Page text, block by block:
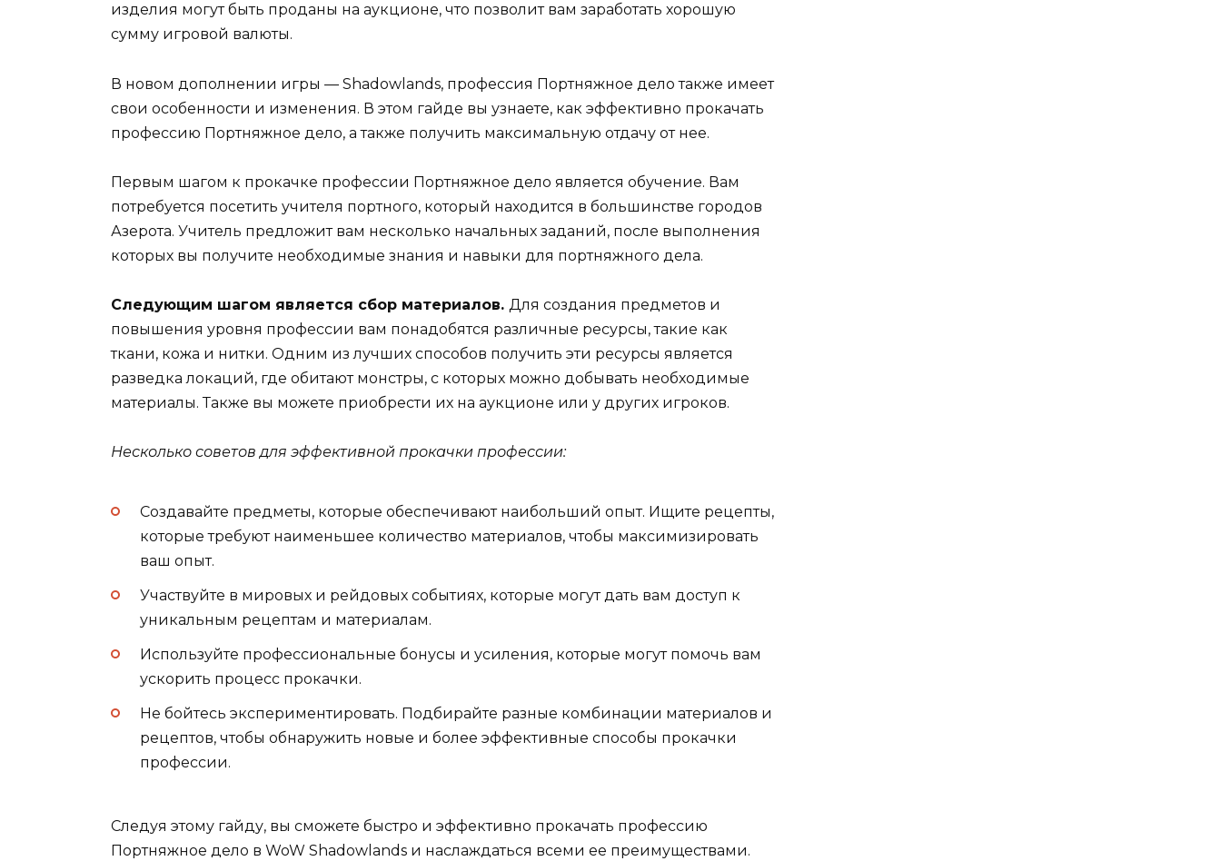
изделия могут быть проданы на аукционе, что позволит вам заработать хорошую
сумму игровой валюты.
В новом дополнении игры — Shadowlands, профессия Портняжное дело также имеет
свои особенности и изменения. В этом гайде вы узнаете, как эффективно прокачать
профессию Портняжное дело, а также получить максимальную отдачу от нее.
Первым шагом к прокачке профессии Портняжное дело является обучение. Вам
потребуется посетить учителя портного, который находится в большинстве городов
Азерота. Учитель предложит вам несколько начальных заданий, после выполнения
которых вы получите необходимые знания и навыки для портняжного дела.
Следующим шагом является сбор материалов. Для создания предметов и
повышения уровня профессии вам понадобятся различные ресурсы, такие как
ткани, кожа и нитки. Одним из лучших способов получить эти ресурсы является
разведка локаций, где обитают монстры, с которых можно добывать необходимые
материалы. Также вы можете приобрести их на аукционе или у других игроков.
Несколько советов для эффективной прокачки профессии:
Создавайте предметы, которые обеспечивают наибольший опыт. Ищите рецепты,
которые требуют наименьшее количество материалов, чтобы максимизировать
ваш опыт.
Участвуйте в мировых и рейдовых событиях, которые могут дать вам доступ к
уникальным рецептам и материалам.
Используйте профессиональные бонусы и усиления, которые могут помочь вам
ускорить процесс прокачки.
Не бойтесь экспериментировать. Подбирайте разные комбинации материалов и
рецептов, чтобы обнаружить новые и более эффективные способы прокачки
профессии.
Следуя этому гайду, вы сможете быстро и эффективно прокачать профессию
Портняжное дело в WoW Shadowlands и наслаждаться всеми ее преимуществами.